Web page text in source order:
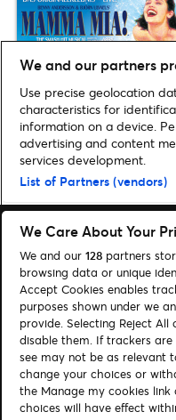
Home Tipps
Unsere
u.v.m. in Berlin
Suchen
Cookie-Einwilligungstool
Autor*innen
Impressum
We and our partners
Use precise geolocation
characteristics for
information on a device.
advertising and content
services development.
List of Partners (vendors)
We Care About Your
We and our 128 partners
browsing data or unique
Accept Cookies enables
purposes shown under we
provide. Selecting Reject
disable them. If trackers
see may not be as relevant
change your choices or
the Manage my cookies
choices will have effect